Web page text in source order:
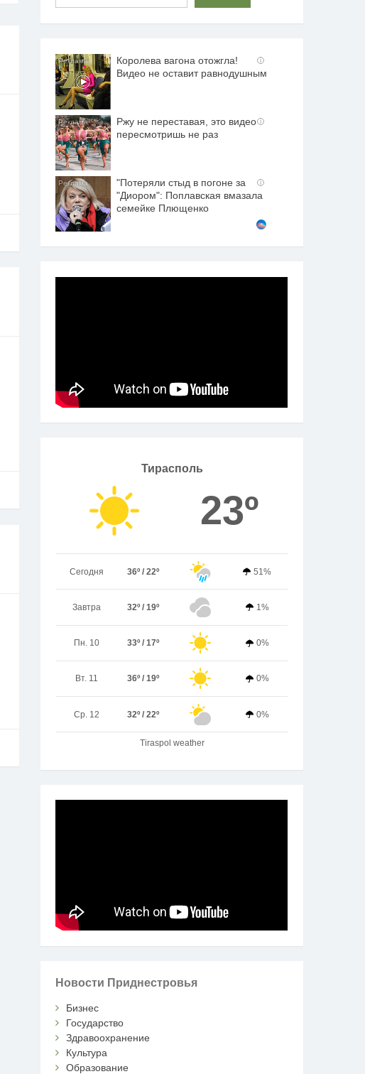
i
Королева вагона отожгла!
Видео не оставит равнодушным
i
Ржу не переставая, это видео
пересмотришь не раз
i
"Потеряли стыд в погоне за
"Диором": Поплавская вмазала
семейке Плющенко
Тирасполь
23º
Сегодня 36º / 22º 51%
Завтра 32º / 19º 1%
Пн. 10 33º / 17º 0%
Вт. 11 36º / 19º 0%
Ср. 12 32º / 22º 0%
Tiraspol weather
Новости Приднестровья
Бизнес
Государство
Здравоохранение
Культура
Образование